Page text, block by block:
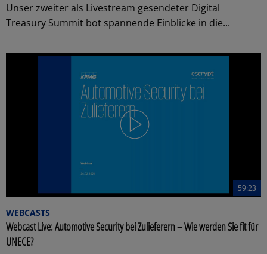
Unser zweiter als Livestream gesendeter Digital
Treasury Summit bot spannende Einblicke in die...
59:23
WEBCASTS
Webcast Live: Automotive Security bei Zulieferern – Wie werden Sie fit für
UNECE?